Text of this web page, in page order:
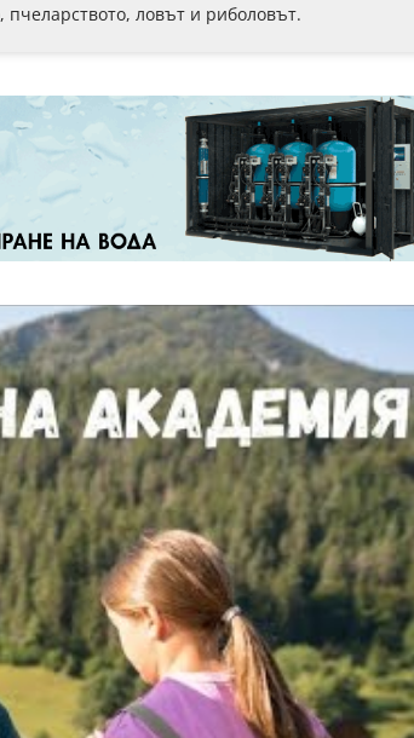
пчеларството, ловът и риболовът.